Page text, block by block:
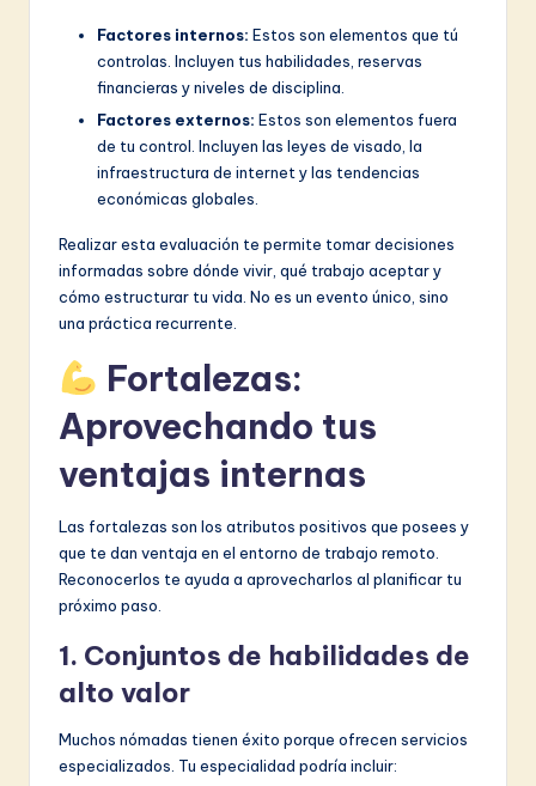
Factores internos: Estos son elementos que tú
controlas. Incluyen tus habilidades, reservas
financieras y niveles de disciplina.
Factores externos: Estos son elementos fuera
de tu control. Incluyen las leyes de visado, la
infraestructura de internet y las tendencias
económicas globales.
Realizar esta evaluación te permite tomar decisiones
informadas sobre dónde vivir, qué trabajo aceptar y
cómo estructurar tu vida. No es un evento único, sino
una práctica recurrente.
Fortalezas:
Aprovechando tus
ventajas internas
Las fortalezas son los atributos positivos que posees y
que te dan ventaja en el entorno de trabajo remoto.
Reconocerlos te ayuda a aprovecharlos al planificar tu
próximo paso.
1. Conjuntos de habilidades de
alto valor
Muchos nómadas tienen éxito porque ofrecen servicios
especializados. Tu especialidad podría incluir: